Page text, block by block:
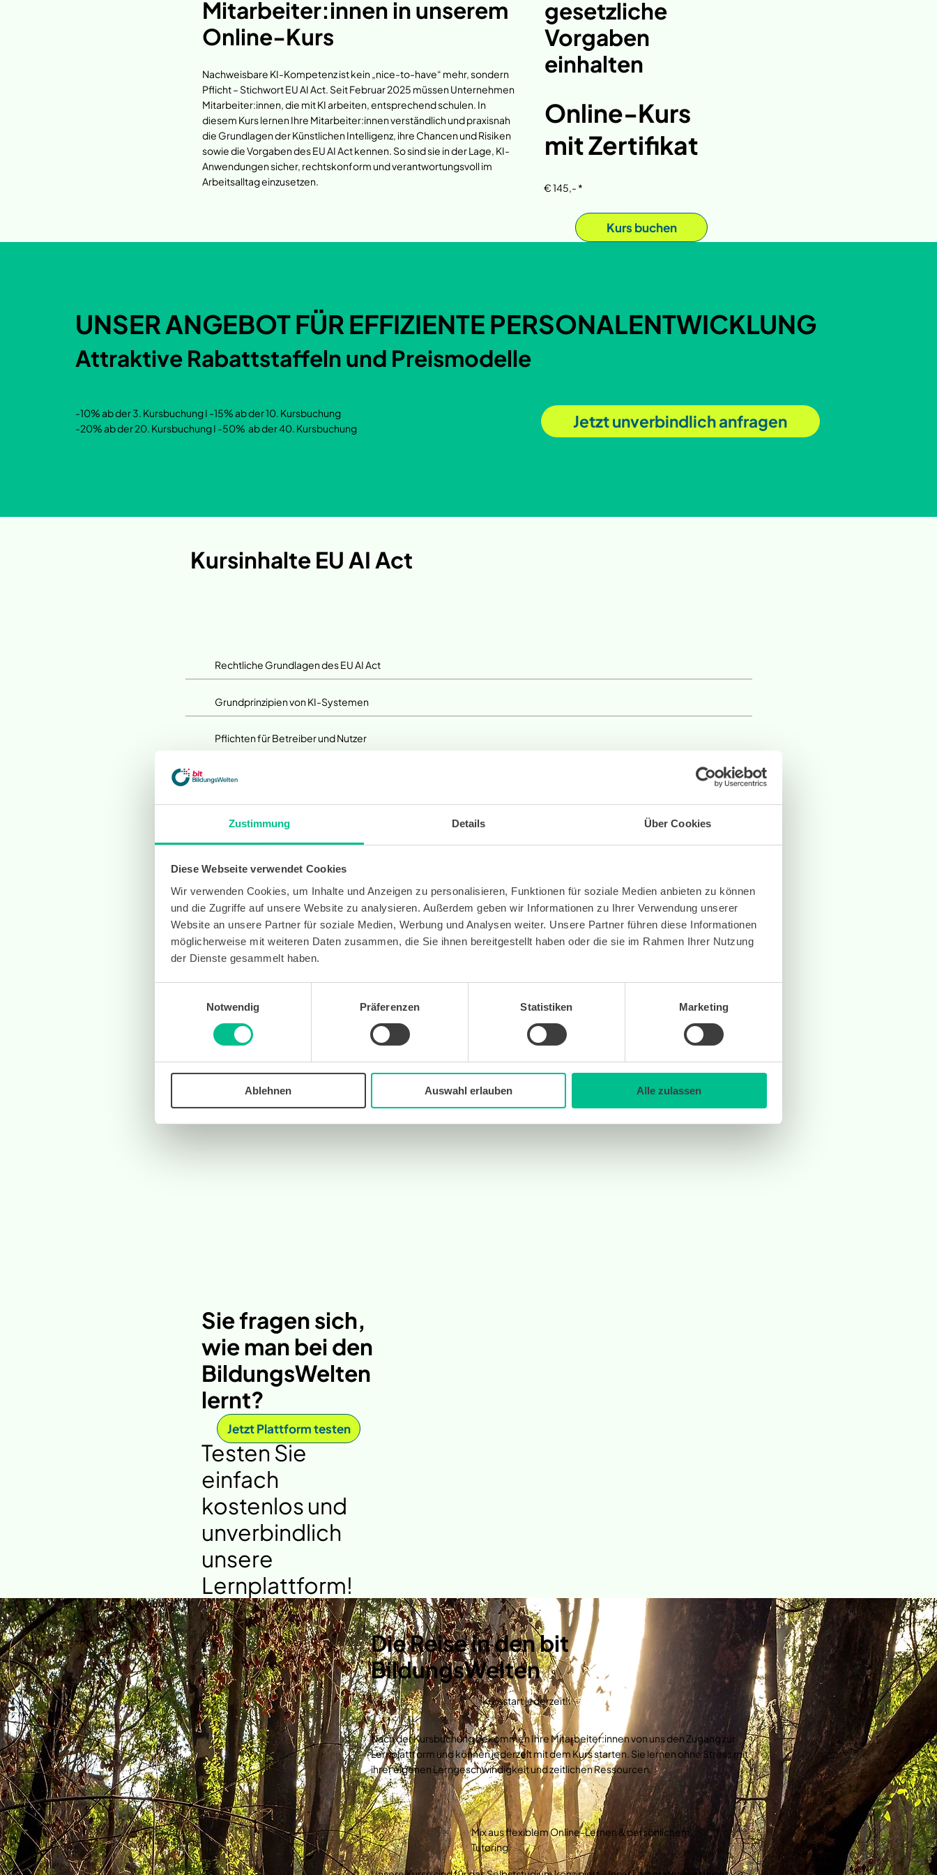
Zustimmung Details Über Cookies
Diese Webseite verwendet Cookies
Wir verwenden Cookies, um Inhalte und Anzeigen zu personalisieren, Funktionen für soziale Medien anbieten zu können
und die Zugriffe auf unsere Website zu analysieren. Außerdem geben wir Informationen zu Ihrer Verwendung unserer
Website an unsere Partner für soziale Medien, Werbung und Analysen weiter. Unsere Partner führen diese Informationen
möglicherweise mit weiteren Daten zusammen, die Sie ihnen bereitgestellt haben oder die sie im Rahmen Ihrer Nutzung
der Dienste gesammelt haben.
Notwendig
Präferenzen Statistiken Marketing
Ablehnen Auswahl erlauben Alle zulassen
Mitarbeiter:innen in unserem
Online-Kurs
Nachweisbare KI-Kompetenz ist kein „nice-to-have“ mehr, sondern
Pflicht – Stichwort EU AI Act. Seit Februar 2025 müssen Unternehmen
Mitarbeiter:innen, die mit KI arbeiten, entsprechend schulen. In
diesem Kurs lernen Ihre Mitarbeiter:innen verständlich und praxisnah
die Grundlagen der Künstlichen Intelligenz, ihre Chancen und Risiken
sowie die Vorgaben des EU AI Act kennen. So sind sie in der Lage, KI-
Anwendungen sicher, rechtskonform und verantwortungsvoll im
Arbeitsalltag einzusetzen.
gesetzliche
Vorgaben
einhalten
Online-Kurs
mit Zertifikat
€ 145,- *
Kurs buchen
UNSER ANGEBOT FÜR EFFIZIENTE PERSONALENTWICKLUNG
Attraktive Rabattstaffeln und Preismodelle
-10% ab der 3. Kursbuchung I -15% ab der 10. Kursbuchung
-20% ab der 20. Kursbuchung I -50% ab der 40. Kursbuchung
Jetzt unverbindlich anfragen
Kursinhalte EU AI Act
Rechtliche Grundlagen des EU AI Act
Grundprinzipien von KI-Systemen
Pflichten für Betreiber und Nutzer
Praktische Compliance
Sie fragen sich,
wie man bei den
BildungsWelten
lernt?
Testen Sie
einfach
kostenlos und
unverbindlich
unsere
Lernplattform!
Jetzt Plattform testen
Die Reise in den bit
BildungsWelten
1. Kursstart jederzeit!
Nach der Kursbuchung bekommen Ihre Mitarbeiter:innen von uns den Zugang zur
Lernplattform und können jederzeit mit dem Kurs starten. Sie lernen ohne Stress mit
ihrer eigenen Lerngeschwindigkeit und zeitlichen Ressourcen.
2.
Mix aus flexiblem Online-Lernen & persönlichem
Tutoring